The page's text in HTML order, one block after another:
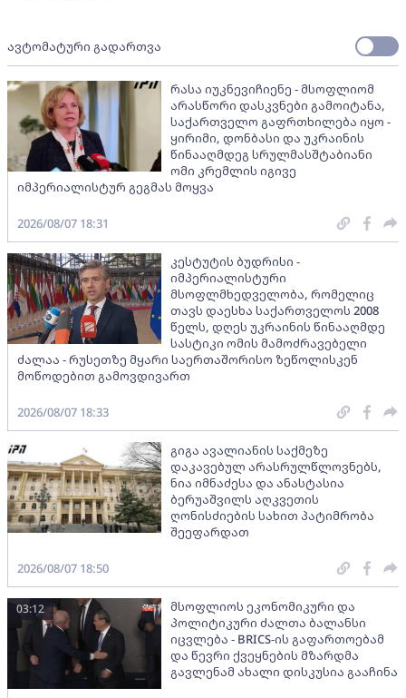
ავტომატური გადართვა
რასა იუკნევიჩიენე - მსოფლიომ
არასწორი დასკვნები გამოიტანა,
საქართველო გაფრთხილება იყო -
ყირიმი, დონბასი და უკრაინის
წინააღმდეგ სრულმასშტაბიანი
ომი კრემლის იგივე
იმპერიალისტურ გეგმას მოყვა
2026/08/07 18:31
კესტუტის ბუდრისი -
იმპერიალისტური
მსოფლმხედველობა, რომელიც
თავს დაესხა საქართველოს 2008
წელს, დღეს უკრაინის წინააღმდე
სასტიკი ომის მამოძრავებელი
ძალაა - რუსეთზე მყარი საერთაშორისო ზეწოლისკენ
მოწოდებით გამოვდივართ
2026/08/07 18:33
გიგა ავალიანის საქმეზე
დაკავებულ არასრულწლოვნებს,
ნია იმნაძესა და ანასტასია
ბერუაშვილს აღკვეთის
ღონისძიების სახით პატიმრობა
შეეფარდათ
2026/08/07 18:50
მსოფლიოს ეკონომიკური და
პოლიტიკური ძალთა ბალანსი
იცვლება - BRICS-ის გაფართოებამ
და წევრი ქვეყნების მზარდმა
გავლენამ ახალი დისკუსია გააჩინა
03:12